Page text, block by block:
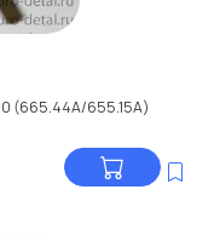
(665.44А/655.15A)